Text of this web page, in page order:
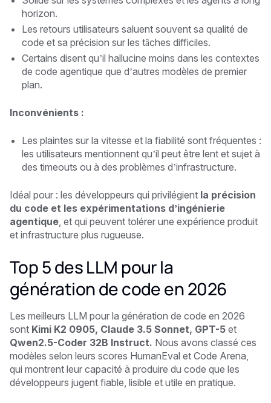
horizon.
Les retours utilisateurs saluent souvent sa qualité de
code et sa précision sur les tâches difficiles.
Certains disent qu’il hallucine moins dans les contextes
de code agentique que d’autres modèles de premier
plan.
Inconvénients :
Les plaintes sur la vitesse et la fiabilité sont fréquentes :
les utilisateurs mentionnent qu’il peut être lent et sujet à
des timeouts ou à des problèmes d’infrastructure.
Idéal pour : les développeurs qui privilégient la précision
du code et les expérimentations d’ingénierie
agentique , et qui peuvent tolérer une expérience produit
et infrastructure plus rugueuse.
Top 5 des LLM pour la
génération de code en 2026
Les meilleurs LLM pour la génération de code en 2026
sont Kimi K2 0905, Claude 3.5 Sonnet, GPT-5 et
Qwen2.5-Coder 32B Instruct. Nous avons classé ces
modèles selon leurs scores HumanEval et Code Arena,
qui montrent leur capacité à produire du code que les
développeurs jugent fiable, lisible et utile en pratique.